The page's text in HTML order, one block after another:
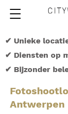
✔ Unieke
✔ Diensten op
✔ Bijzonder
Antwerpen